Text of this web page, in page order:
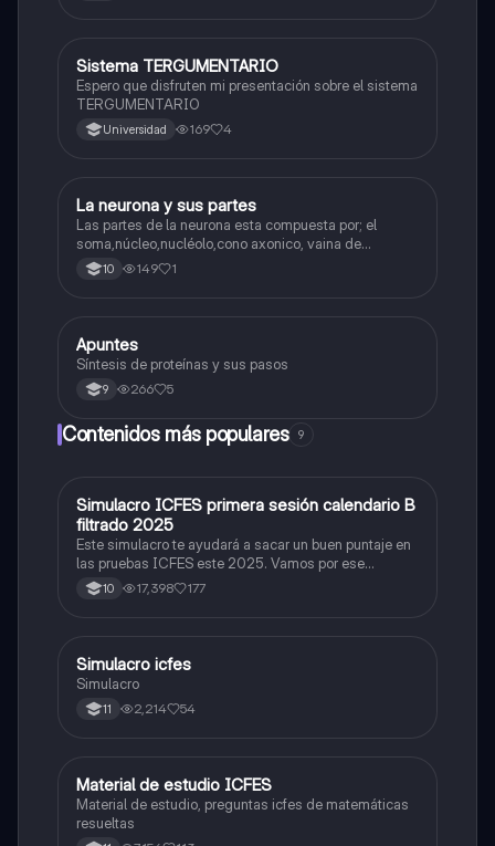
Biologia
Sistema TERGUMENTARIO
Espero que disfruten mi presentación sobre el sistema
TERGUMENTARIO
Universidad 169 4
Biologia
La neurona y sus partes
Las partes de la neurona esta compuesta por; el
soma,núcleo,nucléolo,cono axonico, vaina de
mielina,celula schwan,núcleo de schwann,nódulo de
Ranvier,terminal axonico Arborizacion terminal, botón
10 149 1
Biologia
Apuntes
Síntesis de proteínas y sus pasos
9 266 5
Contenidos más populares 9
ICFES: Matemáticas
Simulacro ICFES primera sesión calendario B
filtrado 2025
Este simulacro te ayudará a sacar un buen puntaje en
las pruebas ICFES este 2025. Vamos por ese
500/500. Y poder ser admitido en la universidad que
quieras, estudiar la carrera que quieres y no la que te
10 17,398 177
ICFES: Lectura Crítica
Simulacro icfes
Simulacro
11 2,214 54
ICFES: Matemáticas
Material de estudio ICFES
Material de estudio, preguntas icfes de matemáticas
resueltas